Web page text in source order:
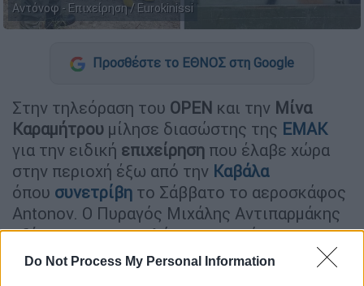
Do Not Process My Personal Information
Αντόνοφ - Επιχείρηση / Eurokinissi
Προσθέστε το ΕΘΝΟΣ στη Google
Στην τηλεόραση του OPEN και την Μίνα
Καραμήτρου μίλησε διασώστης της ΕΜΑΚ
για την ειδική επιχείρηση που έλαβε χώρα
στην περιοχή έξω από την Καβάλα
όπου συνετρίβη το Σάββατο το αεροσκάφος
Antonov. Ο Πυραγός Μιχάλης Αντιπαρμάκης
εξήγησε για ποιον λόγο αποφασίστηκε να
εκτελεστεί το αυστηρότερο πρωτόκολλο